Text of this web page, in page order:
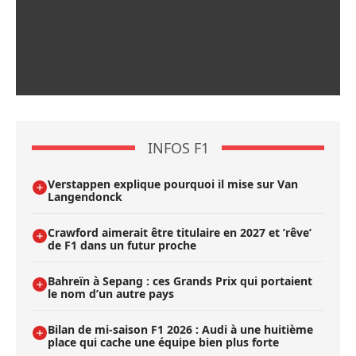
INFOS F1
Verstappen explique pourquoi il mise sur Van
Langendonck
Crawford aimerait être titulaire en 2027 et ’rêve’
de F1 dans un futur proche
Bahreïn à Sepang : ces Grands Prix qui portaient
le nom d’un autre pays
Bilan de mi-saison F1 2026 : Audi à une huitième
place qui cache une équipe bien plus forte